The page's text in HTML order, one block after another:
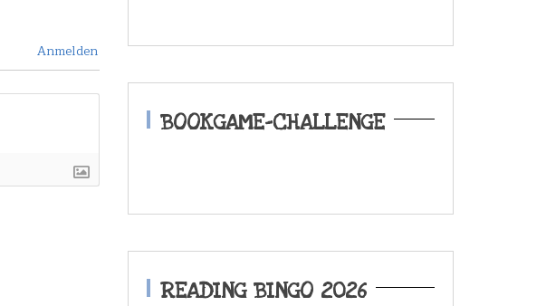
Anmelden
BOOKGAME-CHALLENGE
READING BINGO 2026